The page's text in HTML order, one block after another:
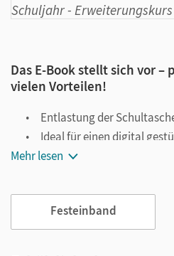
Das E-Book stellt sich vor –
vielen Vorteilen!
Entlastung der
Ideal für einen digital
Notiz- und
Viele digitale Funktionen
Lernen:
Mehr lesen
Festeinband